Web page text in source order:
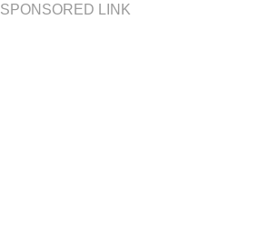
SPONSORED LINK